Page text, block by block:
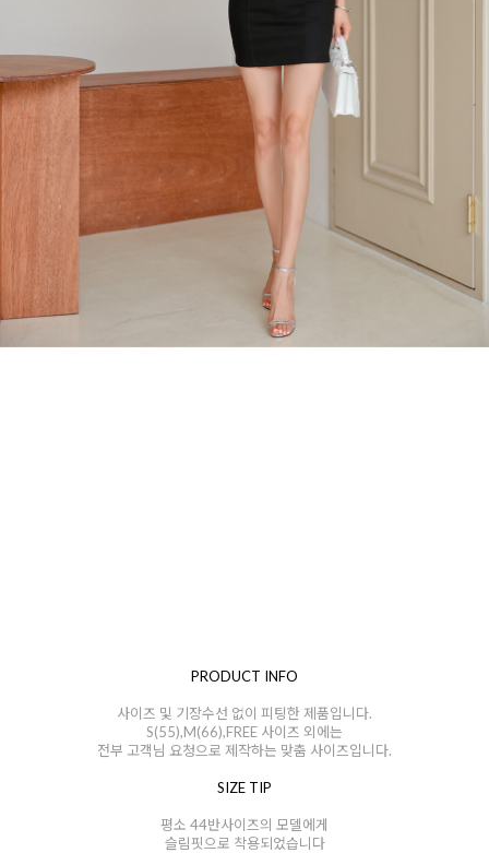
PRODUCT INFO
사이즈 및 기장수선 없이 피팅한 제품입니다.
S(55),M(66),FREE 사이즈 외에는
전부 고객님 요청으로 제작하는 맞춤 사이즈입니다.
SIZE TIP
평소 44반사이즈의 모델에게
슬림핏으로 착용되었습니다